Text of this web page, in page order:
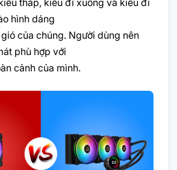
tháp, kiểu đi xuống và kiểu đi
hình dáng
của chúng. Người dùng nên
phù hợp với
cảnh của mình.